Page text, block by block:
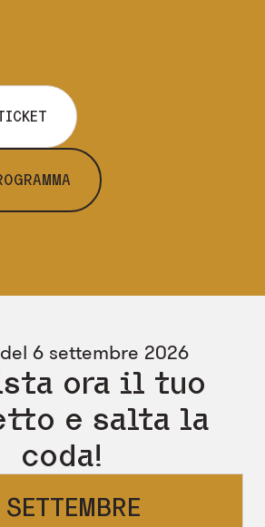
6 settembre 2026
ora il tuo
e salta la
coda!